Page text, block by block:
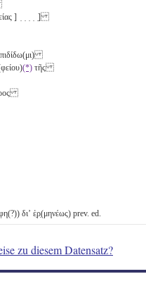
] ̣ ̣ ̣ ̣ ̣]
(*) τῆς
διʼ ἑ̣ρ̣(μηνέως) prev. ed.
zu diesem Datensatz?